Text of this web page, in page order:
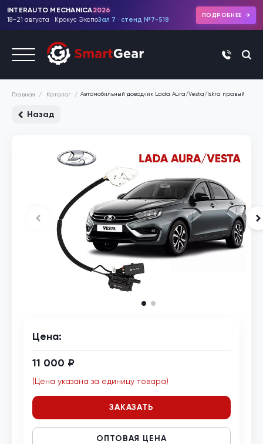
INTERAUTO MECHANICA2026
18–21 августа · Крокус ЭкспоЗал 7 · стенд №7-518
ПОДРОБНЕЕ
+7 (495)
Главная Каталог Автомобильный доводчик Lada Aura/Vesta/Iskra правый
Назад
Цена:
11 000 ₽
(Цена указана за единицу товара)
ЗАКАЗАТЬ
ОПТОВАЯ ЦЕНА